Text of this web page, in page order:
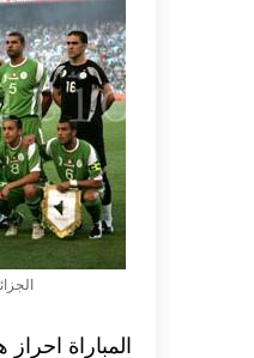
المباراة